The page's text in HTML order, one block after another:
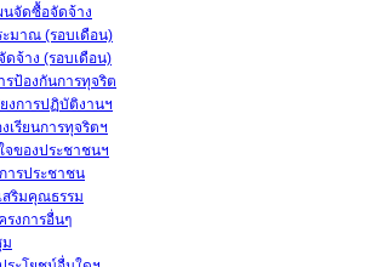
จัดซื้อจัดจ้าง
ะมาณ (รอบเดือน)
จ้าง (รอบเดือน)
ป้องกันการทุจริต
งการปฏิบัติงานฯ
เรียนการทุจริตฯ
จของประชาชนฯ
ารประชาชน
สริมคุณธรรม
รงการอื่นๆ
ม